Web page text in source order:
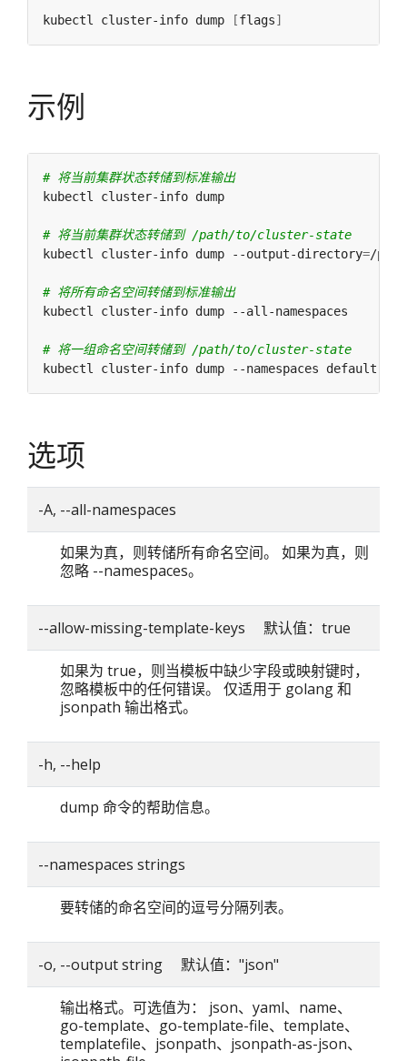
kubectl cluster-info dump [flags]
示例
# 将当前集群状态转储到标准输出
# 将当前集群状态转储到 /path/to/cluster-state
kubectl cluster-info dump --output-directory=
# 将所有命名空间转储到标准输出
# 将一组命名空间转储到 /path/to/cluster-state
kubectl cluster-info dump --namespaces
选项
-A, --all-namespaces
如果为真，则转储所有命名空间。 如果为真，则
忽略 --namespaces。
--allow-missing-template-keys 默认值：true
如果为 true，则当模板中缺少字段或映射键时，
忽略模板中的任何错误。 仅适用于 golang 和
jsonpath 输出格式。
-h, --help
dump 命令的帮助信息。
--namespaces strings
要转储的命名空间的逗号分隔列表。
-o, --output string 默认值："json"
输出格式。可选值为： json、yaml、name、
go-template、go-template-file、template、
templatefile、jsonpath、jsonpath-as-json、